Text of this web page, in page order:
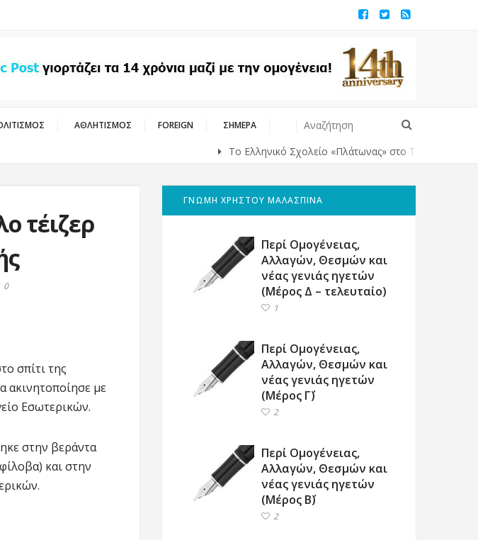
ΑΘΛΗΤΙΣΜΟΣ FOREIGN ΣΗΜΕΡΑ
Το Ελληνικό Σχολείο «Πλάτωνας» στο Τίλμπουρχ της
τέιζερ
0
σπίτι της
ακινητοποίησε με
Εσωτερικών.
στην βεράντα
και στην
ΓΝΩΜΗ ΧΡΗΣΤΟΥ ΜΑΛΑΣΠΙΝΑ
Περί Ομογένειας,
Αλλαγών, Θεσμών και
νέας γενιάς ηγετών
(Μέρος Δ – τελευταίο)
1
Περί Ομογένειας,
Αλλαγών, Θεσμών και
νέας γενιάς ηγετών
(Μέρος Γ΄)
2
Περί Ομογένειας,
Αλλαγών, Θεσμών και
νέας γενιάς ηγετών
(Μέρος Β΄)
2